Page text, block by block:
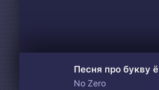
Песня про букву ё
No Zero